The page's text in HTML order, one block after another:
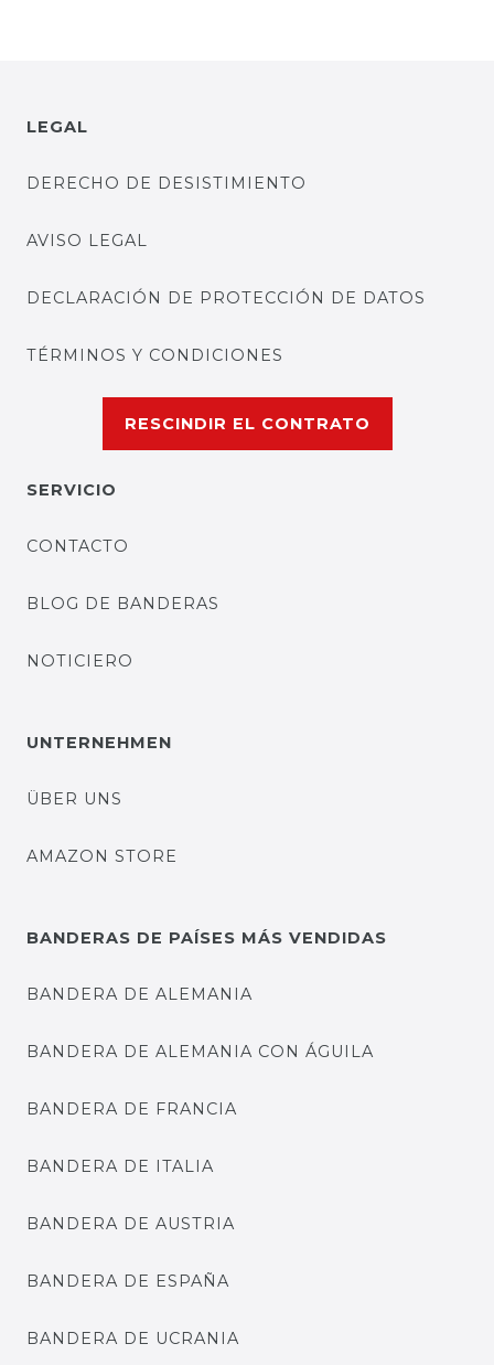
LEGAL
DERECHO DE DESISTIMIENTO
AVISO LEGAL
DECLARACIÓN DE PROTECCIÓN DE DATOS
TÉRMINOS Y CONDICIONES
RESCINDIR EL CONTRATO
SERVICIO
CONTACTO
BLOG DE BANDERAS
NOTICIERO
UNTERNEHMEN
ÜBER UNS
AMAZON STORE
BANDERAS DE PAÍSES MÁS VENDIDAS
BANDERA DE ALEMANIA
BANDERA DE ALEMANIA CON ÁGUILA
BANDERA DE FRANCIA
BANDERA DE ITALIA
BANDERA DE AUSTRIA
BANDERA DE ESPAÑA
BANDERA DE UCRANIA